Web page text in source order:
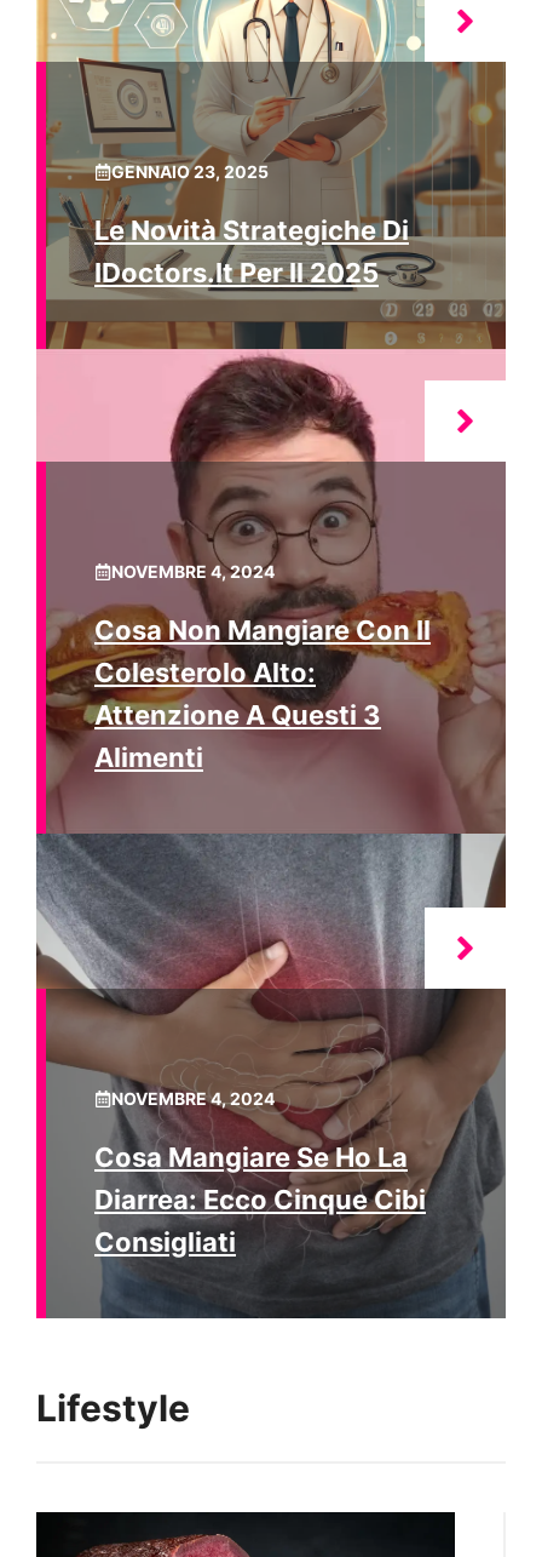
GENNAIO 23, 2025
Le Novità Strategiche Di
IDoctors.it Per Il 2025
NOVEMBRE 4, 2024
Cosa Non Mangiare Con Il
Colesterolo Alto:
Attenzione A Questi 3
Alimenti
NOVEMBRE 4, 2024
Cosa Mangiare Se Ho La
Diarrea: Ecco Cinque Cibi
Consigliati
Lifestyle